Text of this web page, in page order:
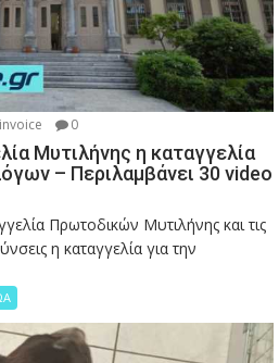
0
Μυτιλήνης η καταγγελία
– Περιλαμβάνει 30 video
Πρωτοδικών Μυτιλήνης και τις
η καταγγελία για την